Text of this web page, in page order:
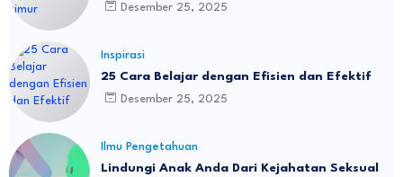
Desember 25, 2025
Inspirasi
25 Cara Belajar dengan Efisien dan Efektif
Desember 25, 2025
Ilmu Pengetahuan
Lindungi Anak Anda Dari Kejahatan Seksual